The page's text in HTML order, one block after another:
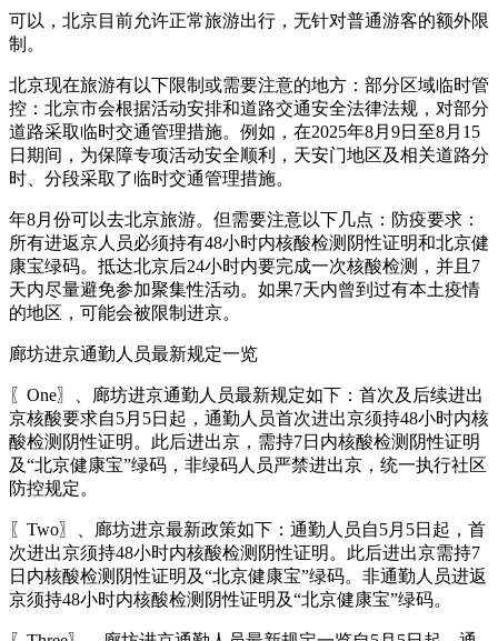
可以，北京目前允许正常旅游出行，无针对普通游客的额外限
制。
北京现在旅游有以下限制或需要注意的地方：部分区域临时管
控：北京市会根据活动安排和道路交通安全法律法规，对部分
道路采取临时交通管理措施。例如，在2025年8月9日至8月15
日期间，为保障专项活动安全顺利，天安门地区及相关道路分
时、分段采取了临时交通管理措施。
年8月份可以去北京旅游。但需要注意以下几点：防疫要求：
所有进返京人员必须持有48小时内核酸检测阴性证明和北京健
康宝绿码。抵达北京后24小时内要完成一次核酸检测，并且7
天内尽量避免参加聚集性活动。如果7天内曾到过有本土疫情
的地区，可能会被限制进京。
廊坊进京通勤人员最新规定一览
〖One〗、廊坊进京通勤人员最新规定如下：首次及后续进出
京核酸要求自5月5日起，通勤人员首次进出京须持48小时内核
酸检测阴性证明。此后进出京，需持7日内核酸检测阴性证明
及“北京健康宝”绿码，非绿码人员严禁进出京，统一执行社区
防控规定。
〖Two〗、廊坊进京最新政策如下：通勤人员自5月5日起，首
次进出京须持48小时内核酸检测阴性证明。此后进出京需持7
日内核酸检测阴性证明及“北京健康宝”绿码。非通勤人员进返
京须持48小时内核酸检测阴性证明及“北京健康宝”绿码。